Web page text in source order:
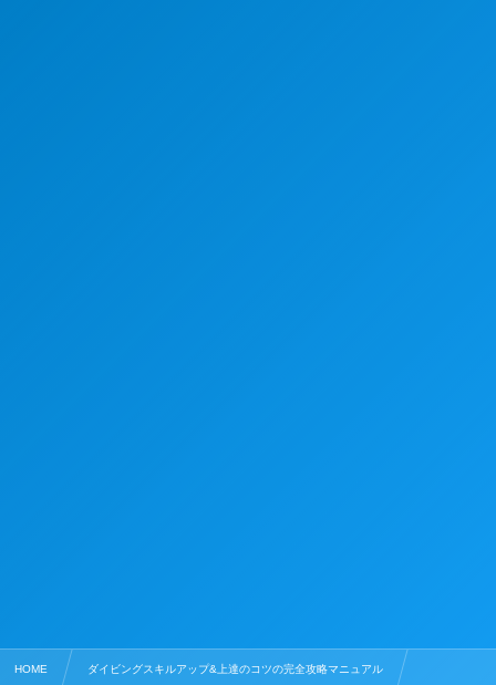
HOME ダイビングスキルアップ&上達のコツの完全攻略マニュアル